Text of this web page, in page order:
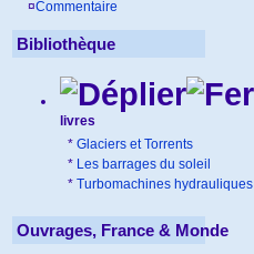
¤Commentaire
Bibliothèque
livres
* Glaciers et Torrents
* Les barrages du soleil
* Turbomachines hydrauliques
Ouvrages, France & Monde